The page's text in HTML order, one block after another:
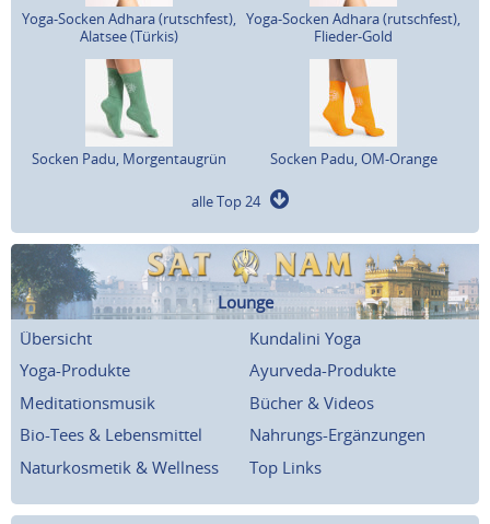
Yoga-Socken Adhara (rutschfest),
Alatsee (Türkis)
Yoga-Socken Adhara (rutschfest),
Flieder-Gold
Socken Padu, Morgentaugrün Socken Padu, OM-Orange
alle Top 24
Lounge
Übersicht
Kundalini Yoga
Yoga-Produkte
Ayurveda-Produkte
Meditationsmusik
Bücher & Videos
Bio-Tees & Lebensmittel
Nahrungs-Ergänzungen
Naturkosmetik & Wellness
Top Links